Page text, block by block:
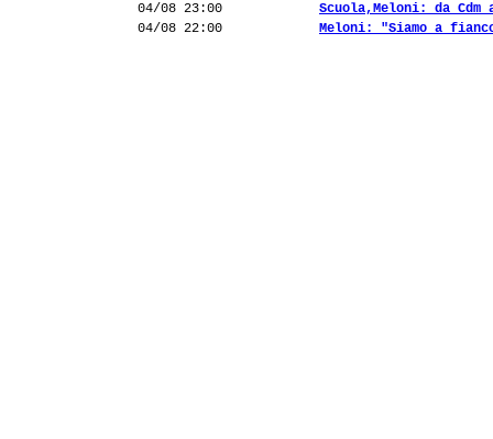
04/08 23:00
Scuola,Meloni: da
04/08 22:00
Meloni: "Siamo a